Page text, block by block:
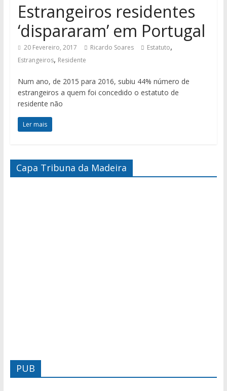
Estrangeiros residentes
‘dispararam’ em Portugal
20 Fevereiro, 2017 Ricardo Soares Estatuto,
Estrangeiros, Residente
Num ano, de 2015 para 2016, subiu 44% número de
estrangeiros a quem foi concedido o estatuto de
residente não
Ler mais
Capa Tribuna da Madeira
PUB